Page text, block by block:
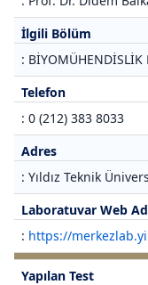
İlgili Bölüm
: BİYOMÜHENDİSLİK
Telefon
: 0 (212) 383 8033
Adres
: Yıldız Teknik
Laboratuvar Web
: https://
Yapılan Test